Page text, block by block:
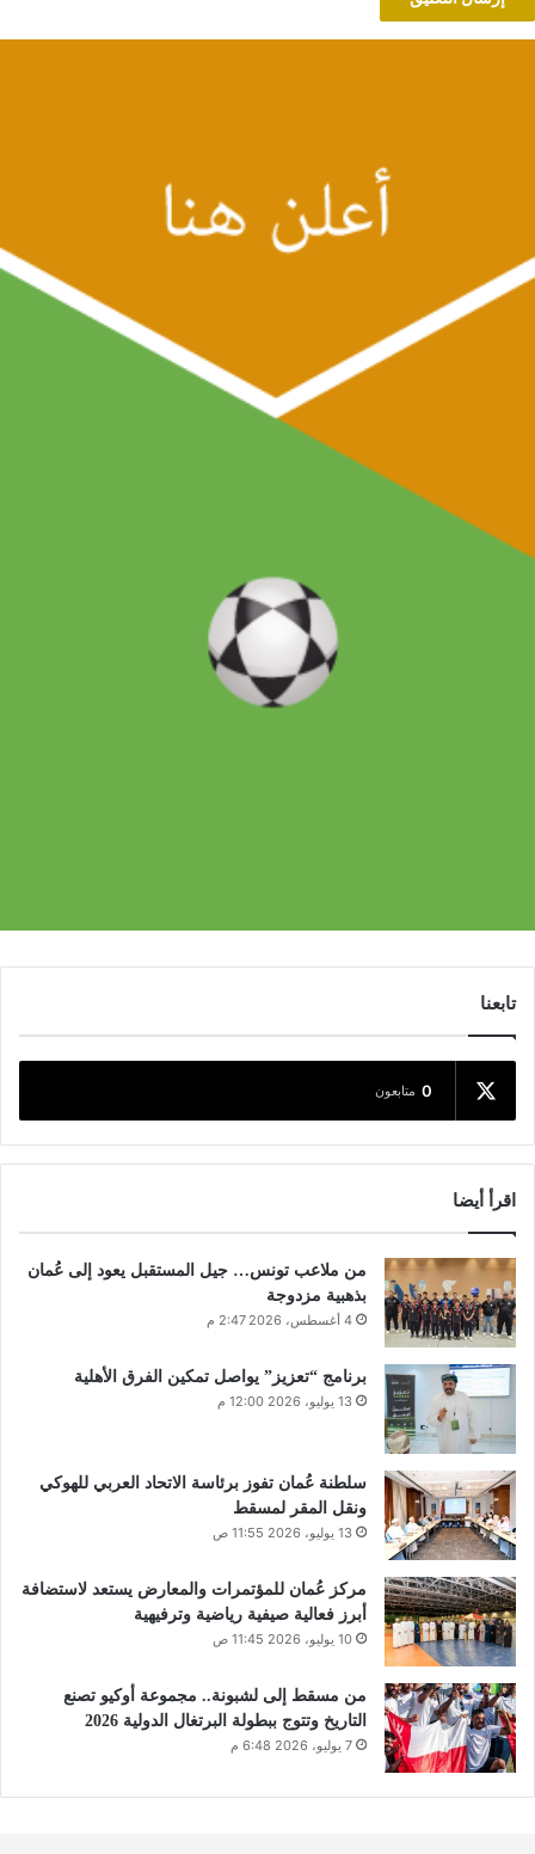
تابعنا
0 متابعون
اقرأ أيضا
من ملاعب تونس… جيل المستقبل يعود إلى عُمان
بذهبية مزدوجة
4 أغسطس، 2026 2:47 م
برنامج “تعزيز” يواصل تمكين الفرق الأهلية
13 يوليو، 2026 12:00 م
سلطنة عُمان تفوز برئاسة الاتحاد العربي للهوكي
ونقل المقر لمسقط
13 يوليو، 2026 11:55 ص
مركز عُمان للمؤتمرات والمعارض يستعد لاستضافة
أبرز فعالية صيفية رياضية وترفيهية
10 يوليو، 2026 11:45 ص
من مسقط إلى لشبونة.. مجموعة أوكيو تصنع
التاريخ وتتوج ببطولة البرتغال الدولية 2026
7 يوليو، 2026 6:48 م